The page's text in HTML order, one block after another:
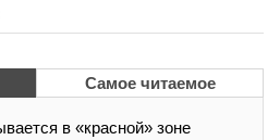
Самое читаемое
в «красной» зоне